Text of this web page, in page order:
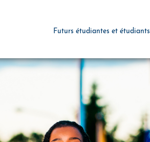
Futurs étudiantes et étudiants